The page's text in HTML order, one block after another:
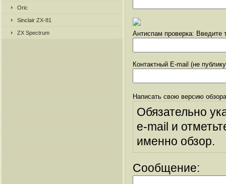
Oric
Sinclair ZX-81
ZX Spectrum Антиспам проверка: Введите
Контактный E-mail (не
Написать свою версию
Обязательно
e-mail и
именно обзор.
Сообщение: